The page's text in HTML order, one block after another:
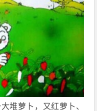
堆萝卜，又红萝卜、